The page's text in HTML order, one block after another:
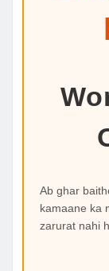
Ab ghar
kamaane ka
zarurat nahi